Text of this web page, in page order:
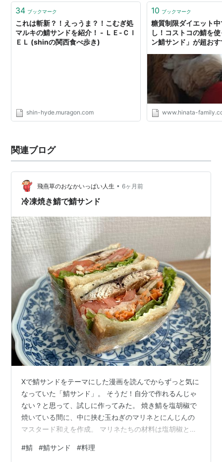
34 ブックマーク
これは斬新？！えっうま？！こむぎ処
マルキの鯖サンドを紹介！ - ＬＥ-ＣＩ
ＥＬ (shinの関西食べ歩き)
shin-hyde.muragon.com
10 ブックマーク
糖質制限ダイエット
し！コストコの鯖を
ン鯖サンド」が超お
闘記！
www.hinata-
関連ブログ
飛燕草のおなかいっぱい人生 • 6ヶ月前
冷凍焼き鯖で鯖サンド
Xで鯖サンドをテーマにした漫画を読んでからずっと気に
なっていた「鯖サンド」。 そうだ！自分で作れるんじゃ
ない？と思って、試しに作ってみた。 焼き鯖を塩胡椒で
焼いている間に、中に挟む玉ねぎのマリネとにんじんの
マスタード和えを作成。 マリネたちの材料は塩胡椒とオ
付けに粒マスタードと砂糖を少しだけ追加してみて。 完
#鯖 #鯖サンド #料理